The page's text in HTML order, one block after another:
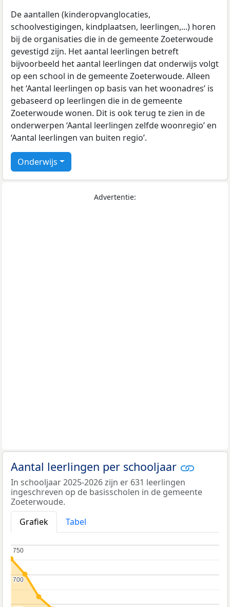
De aantallen (kinderopvanglocaties,
schoolvestigingen, kindplaatsen, leerlingen,...) horen
bij de organisaties die in de gemeente Zoeterwoude
gevestigd zijn. Het aantal leerlingen betreft
bijvoorbeeld het aantal leerlingen dat onderwijs volgt
op een school in de gemeente Zoeterwoude. Alleen
het ‘Aantal leerlingen op basis van het woonadres’ is
gebaseerd op leerlingen die in de gemeente
Zoeterwoude wonen. Dit is ook terug te zien in de
onderwerpen ‘Aantal leerlingen zelfde woonregio’ en
‘Aantal leerlingen van buiten regio’.
Onderwijs
Advertentie:
Aantal leerlingen per schooljaar
In schooljaar 2025-2026 zijn er 631 leerlingen
ingeschreven op de basisscholen in de gemeente
Zoeterwoude.
Grafiek
Tabel
700
700
750
750